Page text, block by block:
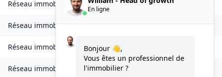
Réseau immobilierTuchan(11350 )
Réseau immobilierValmigère(11580)
Réseau immobilierVentenac-en-Minervois
Réseau immobilier Verdun-en-Lauragais
En ligne
Bonjour 👋,
Vous êtes un professionnel de
l'immobilier ?